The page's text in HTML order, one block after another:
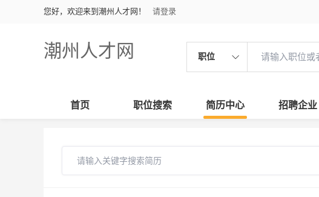
您好，欢迎来到潮州人才网！ 请登录
潮州人才网 职位
首页 职位搜索 简历中心 招聘企业